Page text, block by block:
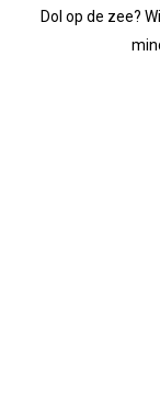
Dol op de zee?